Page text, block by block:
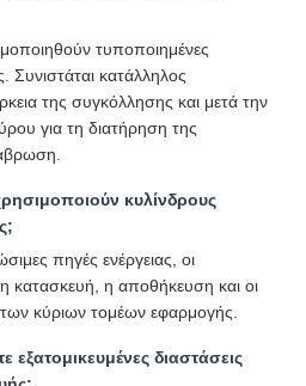
τυποποιημένες
Συνιστάται κατάλληλος
της συγκόλλησης και μετά την
για τη διατήρηση της
κυλίνδρους
πηγές ενέργειας, οι
κατασκευή, η αποθήκευση και οι
κύριων τομέων εφαρμογής.
εξατομικευμένες διαστάσεις